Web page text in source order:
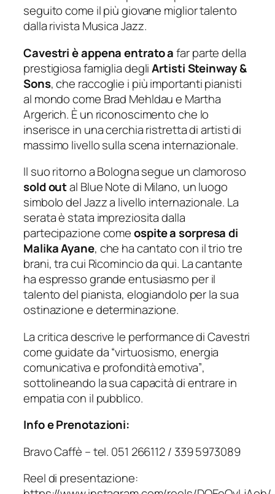
seguito come il più giovane miglior talento
dalla rivista Musica Jazz.
Cavestri è appena entrato afar parte della
prestigiosa famiglia degliArtisti Steinway &
Sons, che raccoglie i più importanti pianisti
al mondo come Brad Mehldau e Martha
Argerich. È un riconoscimento che lo
inserisce in una cerchia ristretta di artisti di
massimo livello sulla scena internazionale.
Il suo ritorno a Bologna segue un clamoroso
sold outal Blue Note di Milano, un luogo
simbolo del Jazz a livello internazionale. La
serata è stata impreziosita dalla
partecipazione comeospite a sorpresa di
Malika Ayane, che ha cantato con il trio tre
brani, tra cui Ricomincio da qui. La cantante
ha espresso grande entusiasmo per il
talento del pianista, elogiandolo per la sua
ostinazione e determinazione.
La critica descrive le performance di Cavestri
come guidate da“virtuosismo, energia
comunicativa e profondità emotiva”,
sottolineando la sua capacità di entrare in
empatia con il pubblico.
Info e Prenotazioni:
Bravo Caffè – tel. 051 266112 / 339 5973089
Reel di presentazione: